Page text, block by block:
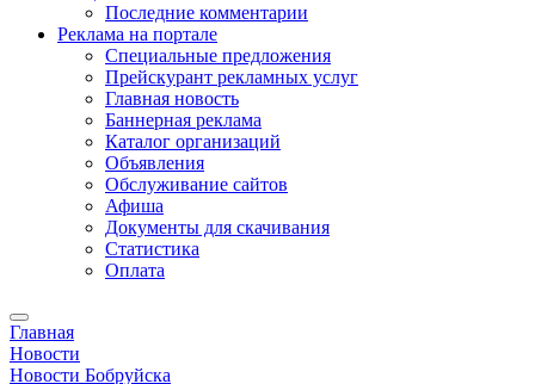
Последние комментарии
Реклама на портале
Специальные предложения
Прейскурант рекламных услуг
Главная новость
Баннерная реклама
Каталог организаций
Объявления
Обслуживание сайтов
Афиша
Документы для скачивания
Статистика
Оплата
Главная
Новости
Новости Бобруйска